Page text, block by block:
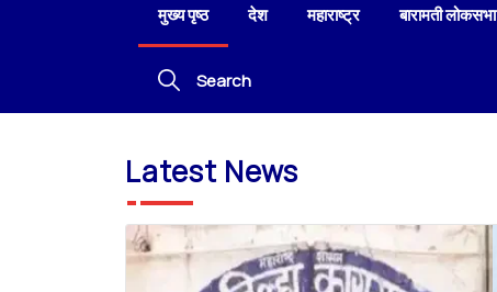
मुख्य पृष्ठ देश महाराष्ट्र बारामती लोकसभा
Search
Latest News